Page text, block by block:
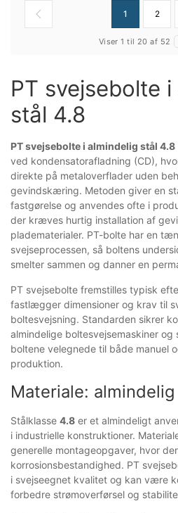
1 2
Viser 1 til 20 af 52
PT svejsebolte
stål 4.8
PT svejsebolte i almindelig stål 4.8
ved kondensatorafladning (CD),
direkte på metaloverflader uden
gevindskæring. Metoden giver en
fastgørelse og anvendes ofte i
der kræves hurtig installation af
pladematerialer. PT-bolte har en
svejseprocessen, så boltens
smelter sammen og danner en
PT svejsebolte fremstilles typisk
fastlægger dimensioner og krav til
boltesvejsning. Standarden sikrer
almindelige boltesvejsemaskiner
boltene velegnede til både manuel
produktion.
Materiale:
Stålklasse 4.8 er et almindeligt
i industrielle konstruktioner.
generelle montageopgaver, hvor
korrosionsbestandighed. PT
i svejseegnet kvalitet og kan være
forbedre strømoverførsel og